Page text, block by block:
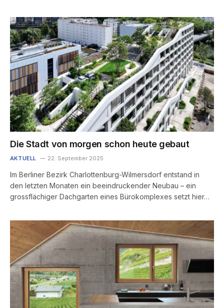
Die Stadt von morgen schon heute gebaut
AKTUELL 22. September 2025
Im Berliner Bezirk Charlottenburg-Wilmersdorf entstand in
den letzten Monaten ein beeindruckender Neubau – ein
grossflächiger Dachgarten eines Bürokomplexes setzt hier…